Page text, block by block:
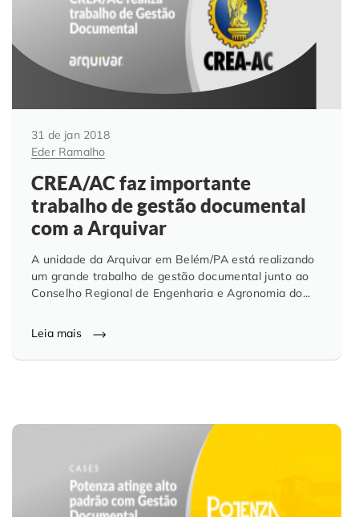
31 de jan 2018
Eder Ramalho
CREA/AC faz importante
trabalho de gestão documental
com a Arquivar
A unidade da Arquivar em Belém/PA está realizando
um grande trabalho de gestão documental junto ao
Conselho Regional de Engenharia e Agronomia do...
Leia mais